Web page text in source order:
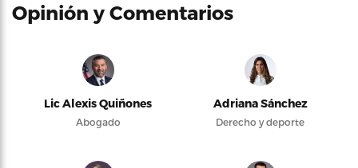
Opinión y Comentarios
Lic Alexis Quiñones
Abogado
Adriana Sánchez
Derecho y deporte